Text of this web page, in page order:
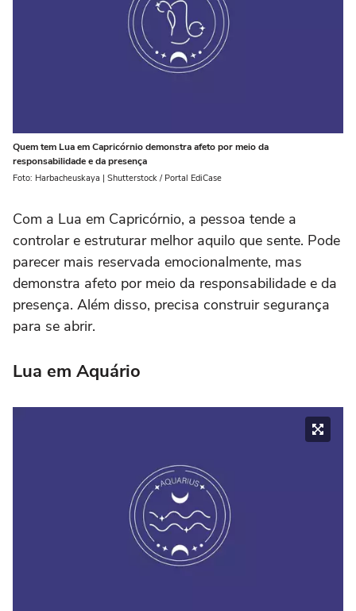
Quem tem Lua em Capricórnio demonstra afeto por meio da
responsabilidade e da presença
Foto: Harbacheuskaya | Shutterstock / Portal EdiCase
Com a Lua em Capricórnio, a pessoa tende a
controlar e estruturar melhor aquilo que sente. Pode
parecer mais reservada emocionalmente, mas
demonstra afeto por meio da responsabilidade e da
presença. Além disso, precisa construir segurança
para se abrir.
Lua em Aquário